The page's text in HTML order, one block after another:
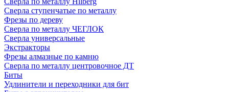
Сверла ступенчатые по металлу
Фрезы по дереву
Сверла по металлу ЧЕГЛОК
Сверла универсальные
Экстракторы
Фрезы алмазные по камню
Сверла по металлу центровочное ДТ
Биты
Удлинители и переходники для бит